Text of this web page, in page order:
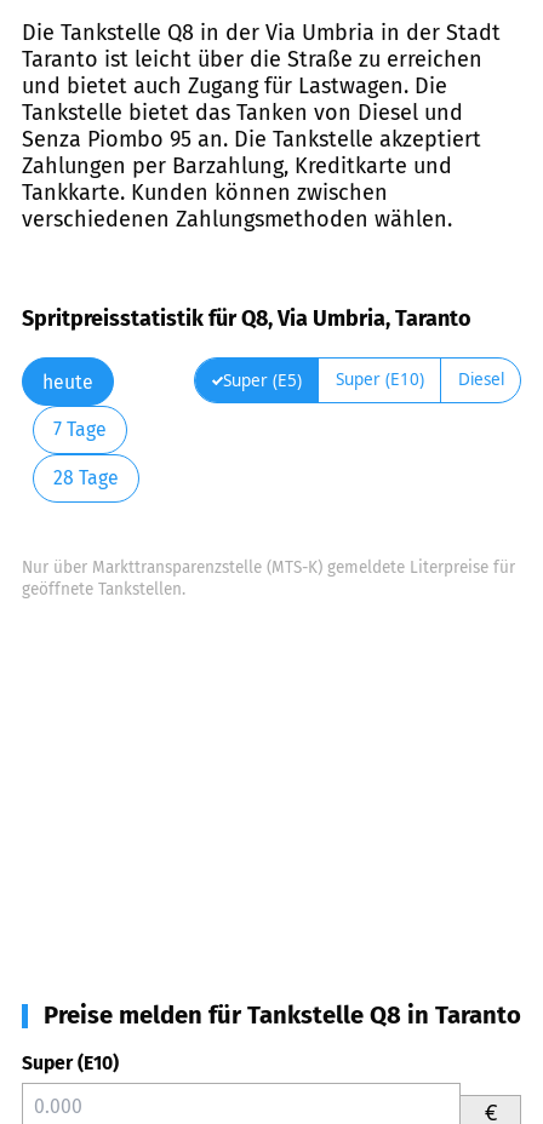
Die Tankstelle Q8 in der Via Umbria in der Stadt
Taranto ist leicht über die Straße zu erreichen
und bietet auch Zugang für Lastwagen. Die
Tankstelle bietet das Tanken von Diesel und
Senza Piombo 95 an. Die Tankstelle akzeptiert
Zahlungen per Barzahlung, Kreditkarte und
Tankkarte. Kunden können zwischen
verschiedenen Zahlungsmethoden wählen.
Spritpreisstatistik für Q8, Via Umbria, Taranto
heute
7 Tage
28 Tage
Super (E5) Super (E10) Diesel
Nur über Markttransparenzstelle (MTS-K) gemeldete Literpreise für
geöffnete Tankstellen.
Preise melden für Tankstelle Q8 in Taranto
Super (E10)
€